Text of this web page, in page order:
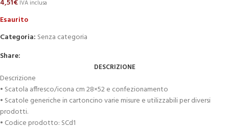
4,51€ IVA inclusa
Esaurito
Categoria: Senza categoria
Share:
DESCRIZIONE
Descrizione
• Scatola affresco/icona cm 28×52 e confezionamento
• Scatole generiche in cartoncino varie misure e utilizzabili per diversi
prodotti.
• Codice prodotto: SCd1